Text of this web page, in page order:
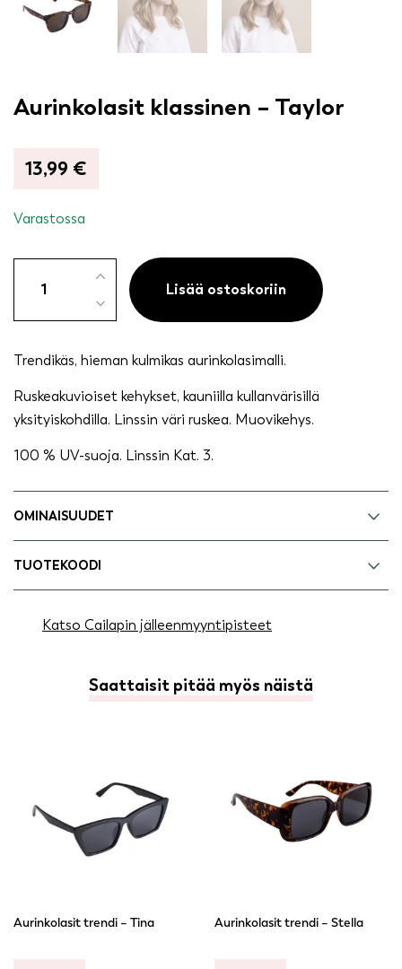
Aurinkolasit klassinen – Taylor
13,99 €
Varastossa
klassinen
määrä
Lisää ostoskoriin
Trendikäs, hieman kulmikas aurinkolasimalli.
Ruskeakuvioiset kehykset, kauniilla kullanvärisillä
yksityiskohdilla. Linssin väri ruskea. Muovikehys.
100 % UV-suoja. Linssin Kat. 3.
OMINAISUUDET
TUOTEKOODI
Katso Cailapin jälleenmyyntipisteet
Saattaisit pitää myös näistä
Aurinkolasit trendi – Tina Aurinkolasit trendi – Stella